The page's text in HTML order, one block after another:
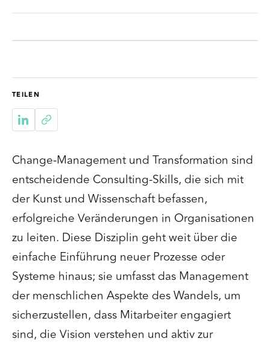
TEILEN
Change-Management und Transformation sind
entscheidende Consulting-Skills, die sich mit
der Kunst und Wissenschaft befassen,
erfolgreiche Veränderungen in Organisationen
zu leiten. Diese Disziplin geht weit über die
einfache Einführung neuer Prozesse oder
Systeme hinaus; sie umfasst das Management
der menschlichen Aspekte des Wandels, um
sicherzustellen, dass Mitarbeiter engagiert
sind, die Vision verstehen und aktiv zur